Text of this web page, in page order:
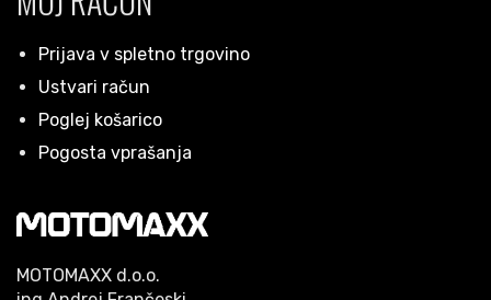
Prijava v spletno trgovino
Ustvari račun
Poglej košarico
Pogosta vprašanja
MOTOMAXX d.o.o.